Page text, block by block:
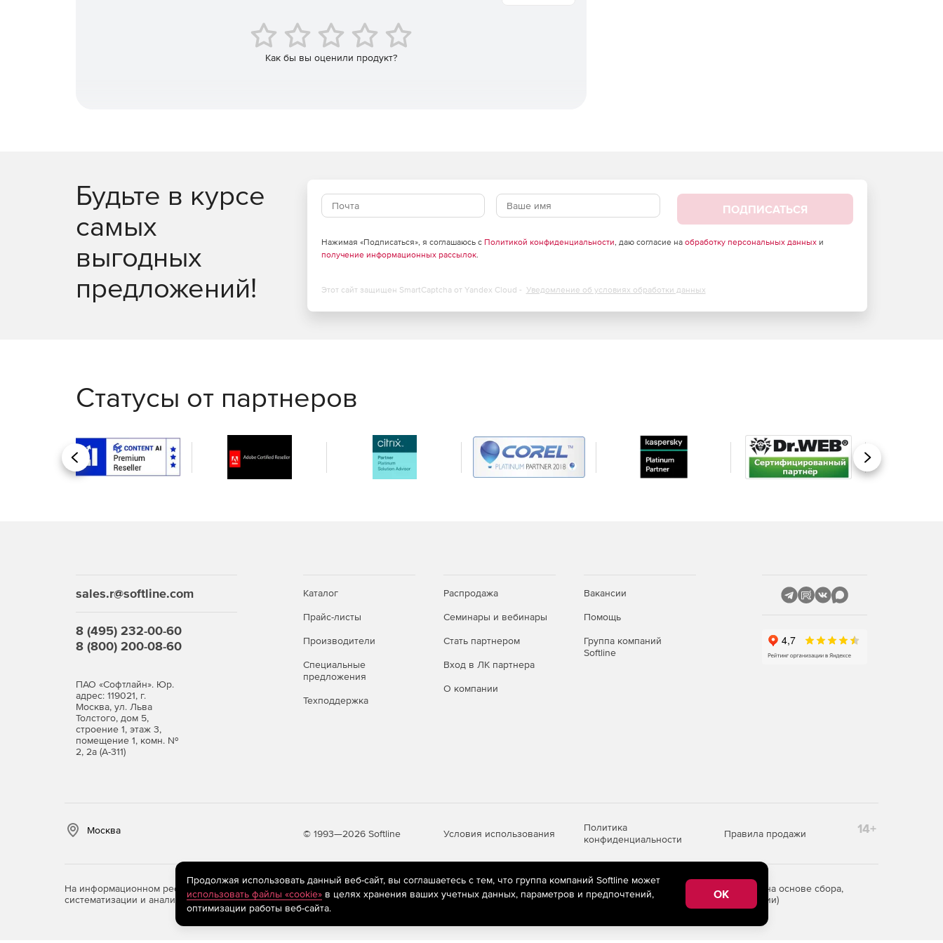
В программе предоставляется возможность выбора черно-белых символов или полноцветных
фотореалистичных изображений. Изображения доступны для редактирования: можно менять их цвет,
размер, разделять их на части. Если пользователю необходимо построить максимально понятную и
Как бы вы оценили продукт?
Будьте в курсе
самых
выгодных
предложений!
ПОДПИСАТЬСЯ
Нажимая «Подписаться», я соглашаюсь с Политикой конфиденциальности, даю согласие на обработку персональных данныхи
получение информационных рассылок.
Этот сайт защищен SmartCaptcha от Yandex Cloud - Уведомление об условиях обработки данных
Статусы от партнеров
Назад Вперед
sales.r@softline.com
8 (495) 232-00-60
8 (800) 200-08-60
ПАО «Софтлайн». Юр.
адрес: 119021, г.
Москва, ул. Льва
Толстого, дом 5,
строение 1, этаж 3,
помещение 1, комн. №
2, 2а (А-311)
Каталог
Прайс-листы
Производители
Специальные
предложения
Техподдержка
Распродажа
Семинары и вебинары
Стать партнером
Вход в ЛК партнера
О компании
Вакансии
Помощь
Группа компаний
Softline
Москва © 1993—2026 Softline Условия использования
Политика
конфиденциальности
Правила продажи 14+
На информационном ресурсе store.softline.ru применяются рекомендательные технологии
(информационные технологии предоставления информации на основе сбора,
систематизации и анализа сведений, относящихся к предпочтениям пользователей сети «Интернет», находящихся на территории Российской Федерации)
Продолжая использовать данный веб-сайт, вы соглашаетесь с тем, что группа компаний Softline может
использовать файлы «cookie»в целях хранения ваших учетных данных, параметров и предпочтений,
оптимизации работы веб-сайта.
OK